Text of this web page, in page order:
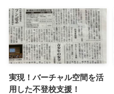
実現！バーチャル空間を活
用した不登校支援！